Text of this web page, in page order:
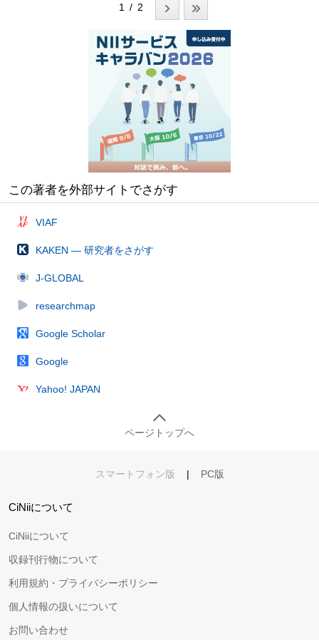
1 / 2
この著者を外部サイトでさがす
VIAF
KAKEN — 研究者をさがす
J-GLOBAL
researchmap
Google Scholar
Google
Yahoo! JAPAN
ページトップへ
スマートフォン版 | PC版
CiNiiについて
CiNiiについて
収録刊行物について
利用規約・プライバシーポリシー
個人情報の扱いについて
お問い合わせ